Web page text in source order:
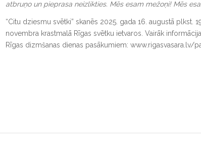
atbruņo un pieprasa neizlikties. Mēs esam mežoņi! Mēs
“Citu dziesmu svētki” skanēs 2025. gada 16. augustā plkst.
novembra krastmalā Rīgas svētku ietvaros. Vairāk
Rīgas dizmšanas dienas pasākumiem: www.rigasvasara.lv/